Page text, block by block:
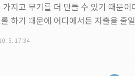
가지고 무기를 더 만들 수 있기 때문
하기 때문에 어디에서든 지출을 줄
구입에 도움이 될 가능성이 얼마든지
5. 17:34